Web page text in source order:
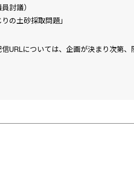
討議）
の土砂採取問題」
URLについては、企画が決まり次第、